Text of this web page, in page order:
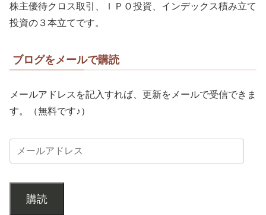
株主優待クロス取引、ＩＰＯ投資、インデックス積み立て
投資の３本立てです。
ブログをメールで購読
メールアドレスを記入すれば、更新をメールで受信できま
す。（無料です♪）
購読